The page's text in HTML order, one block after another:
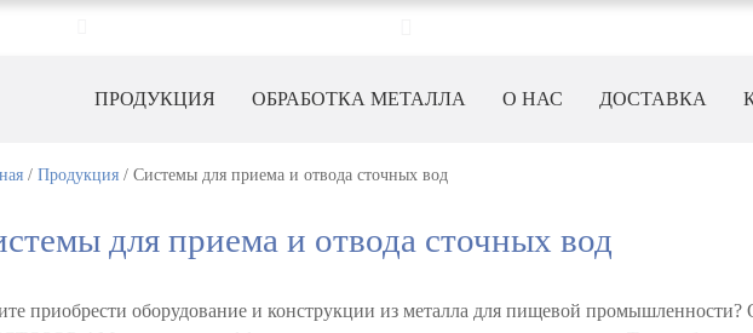
ПРОДУКЦИЯ ОБРАБОТКА МЕТАЛЛА О НАС ДОСТАВКА
/ Продукция / Системы для приема и отвода сточных вод
для приема и отвода сточных вод
приобрести оборудование и конструкции из металла для пищевой